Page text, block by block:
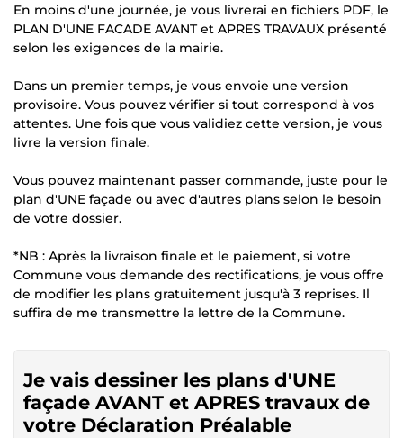
En moins d'une journée, je vous livrerai en fichiers PDF, le
PLAN D'UNE FACADE AVANT et APRES TRAVAUX présenté
selon les exigences de la mairie.
Dans un premier temps, je vous envoie une version
provisoire. Vous pouvez vérifier si tout correspond à vos
attentes. Une fois que vous validiez cette version, je vous
livre la version finale.
Vous pouvez maintenant passer commande, juste pour le
plan d'UNE façade ou avec d'autres plans selon le besoin
de votre dossier.
*NB : Après la livraison finale et le paiement, si votre
Commune vous demande des rectifications, je vous offre
de modifier les plans gratuitement jusqu'à 3 reprises. Il
suffira de me transmettre la lettre de la Commune.
Je vais dessiner les plans d'UNE
façade AVANT et APRES travaux de
votre Déclaration Préalable